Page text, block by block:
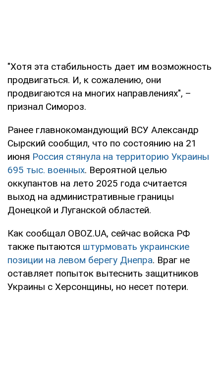
"Хотя эта стабильность дает им возможность
продвигаться. И, к сожалению, они
продвигаются на многих направлениях", –
признал Симороз.
Ранее главнокомандующий ВСУ Александр
Сырский сообщил, что по состоянию на 21
июня Россия стянула на территорию Украины
695 тыс. военных. Вероятной целью
оккупантов на лето 2025 года считается
выход на административные границы
Донецкой и Луганской областей.
Как сообщал OBOZ.UA, сейчас войска РФ
также пытаются штурмовать украинские
позиции на левом берегу Днепра. Враг не
оставляет попыток вытеснить защитников
Украины с Херсонщины, но несет потери.